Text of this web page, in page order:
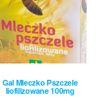
Gal Mleczko Pszczele
liofilizowane 100mg